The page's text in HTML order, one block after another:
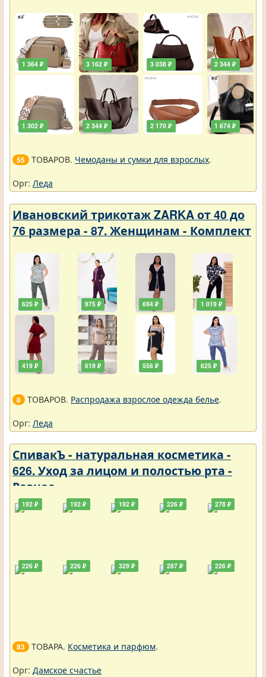
1 364 ₽
1 302 ₽
3 162 ₽
2 344 ₽
3 038 ₽
2 170 ₽
2 344 ₽
1 674 ₽
55 ТОВАРОВ. Чемоданы и сумки для взрослых.
Орг: Леда
Ивановский трикотаж ZARKA от 40 до
76 размера - 87. Женщинам - Комплект
625 ₽
419 ₽
975 ₽
619 ₽
694 ₽
556 ₽
1 019 ₽
625 ₽
8 ТОВАРОВ. Распродажа взрослое одежда белье.
Орг: Леда
СпивакЪ - натуральная косметика -
626. Уход за лицом и полостью рта -
Разное
192 ₽
226 ₽
192 ₽
226 ₽
192 ₽
329 ₽
226 ₽
287 ₽
278 ₽
226 ₽
83 ТОВАРА. Косметика и парфюм.
Орг: Дамское счастье